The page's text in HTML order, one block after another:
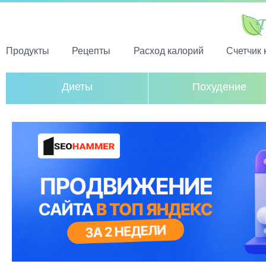
Продукты Рецепты Расход калорий Счетчик
Диеты Похудение